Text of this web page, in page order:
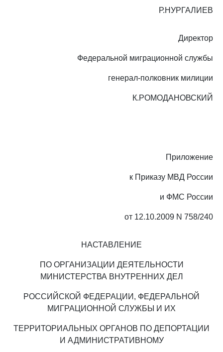
Р.НУРГАЛИЕВ
Директор
Федеральной миграционной службы
генерал-полковник милиции
К.РОМОДАНОВСКИЙ
Приложение
к Приказу МВД России
и ФМС России
от 12.10.2009 N 758/240
НАСТАВЛЕНИЕ
ПО ОРГАНИЗАЦИИ ДЕЯТЕЛЬНОСТИ
МИНИСТЕРСТВА ВНУТРЕННИХ ДЕЛ
РОССИЙСКОЙ ФЕДЕРАЦИИ, ФЕДЕРАЛЬНОЙ
МИГРАЦИОННОЙ СЛУЖБЫ И ИХ
ТЕРРИТОРИАЛЬНЫХ ОРГАНОВ ПО ДЕПОРТАЦИИ
И АДМИНИСТРАТИВНОМУ